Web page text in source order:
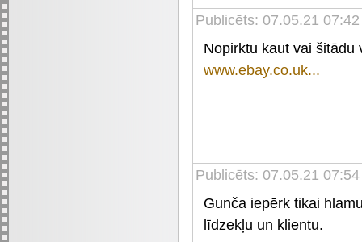
Publicēts: 07.05.21 07:42
Nopirktu kaut vai šitādu
www.ebay.co.uk...
Publicēts: 07.05.21 07:54
Gunča iepērk tikai
līdzekļu un klientu.